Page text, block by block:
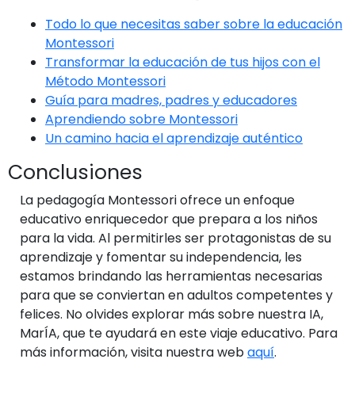
Todo lo que necesitas saber sobre la educación
Montessori
Transformar la educación de tus hijos con el
Método Montessori
Guía para madres, padres y educadores
Aprendiendo sobre Montessori
Un camino hacia el aprendizaje auténtico
Conclusiones
La pedagogía Montessori ofrece un enfoque
educativo enriquecedor que prepara a los niños
para la vida. Al permitirles ser protagonistas de su
aprendizaje y fomentar su independencia, les
estamos brindando las herramientas necesarias
para que se conviertan en adultos competentes y
felices. No olvides explorar más sobre nuestra IA,
MarÍA, que te ayudará en este viaje educativo. Para
más información, visita nuestra webaquí.